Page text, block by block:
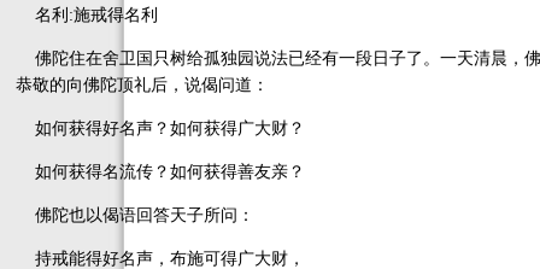
名利:施戒得名利
佛陀住在舍卫国只树给孤独园说法已经有一段日子了。一天清晨，
恭敬的向佛陀顶礼后，说偈问道：
如何获得好名声？如何获得广大财？
如何获得名流传？如何获得善友亲？
佛陀也以偈语回答天子所问：
持戒能得好名声，布施可得广大财，